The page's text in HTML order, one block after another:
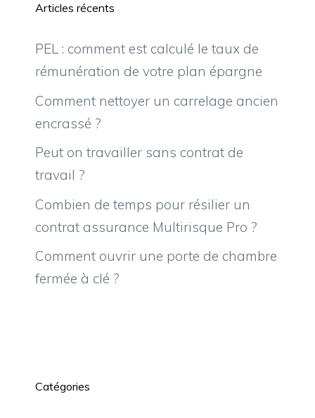
Articles récents
PEL : comment est calculé le taux de
rémunération de votre plan épargne
Comment nettoyer un carrelage ancien
encrassé ?
Peut on travailler sans contrat de
travail ?
Combien de temps pour résilier un
contrat assurance Multirisque Pro ?
Comment ouvrir une porte de chambre
fermée à clé ?
Catégories